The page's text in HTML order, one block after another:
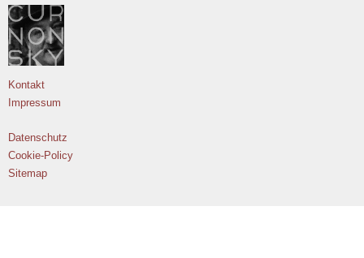
Kontakt
Impressum
Datenschutz
Cookie-Policy
Sitemap